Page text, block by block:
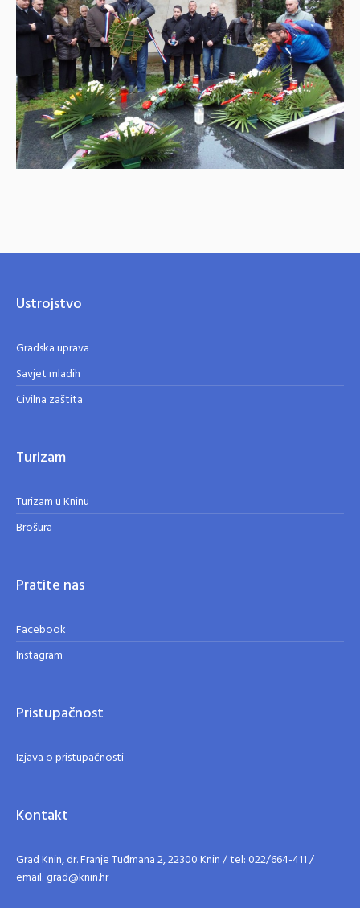
Ustrojstvo
Gradska uprava
Savjet mladih
Civilna zaštita
Turizam
Turizam u Kninu
Brošura
Pratite nas
Facebook
Instagram
Pristupačnost
Izjava o pristupačnosti
Kontakt
Grad Knin, dr. Franje Tuđmana 2, 22300 Knin / tel: 022/664-411 /
email: grad@knin.hr